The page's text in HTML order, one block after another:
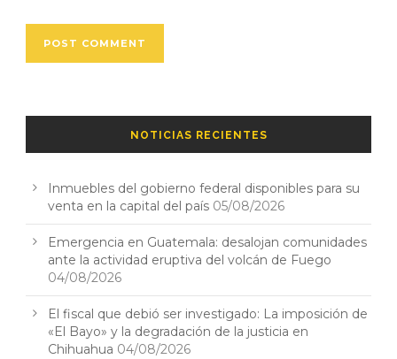
NOTICIAS RECIENTES
Inmuebles del gobierno federal disponibles para su
venta en la capital del país 05/08/2026
Emergencia en Guatemala: desalojan comunidades
ante la actividad eruptiva del volcán de Fuego
04/08/2026
El fiscal que debió ser investigado: La imposición de
«El Bayo» y la degradación de la justicia en
Chihuahua 04/08/2026